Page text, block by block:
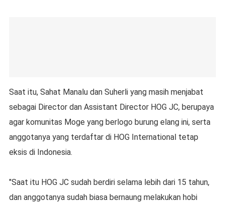
Saat itu, Sahat Manalu dan Suherli yang masih menjabat
sebagai Director dan Assistant Director HOG JC, berupaya
agar komunitas Moge yang berlogo burung elang ini, serta
anggotanya yang terdaftar di HOG International tetap
eksis di Indonesia.
"Saat itu HOG JC sudah berdiri selama lebih dari 15 tahun,
dan anggotanya sudah biasa bernaung melakukan hobi